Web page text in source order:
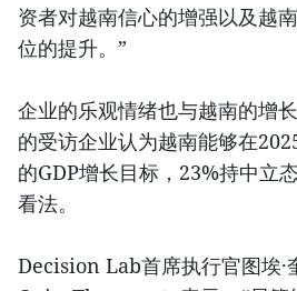
资者对越南信心的增强以及越
位的提升。”
企业的乐观情绪也与越南的增
的受访企业认为越南能够在
的GDP增长目标，23%持中立
看法。
Decision Lab首席执行官图埃·